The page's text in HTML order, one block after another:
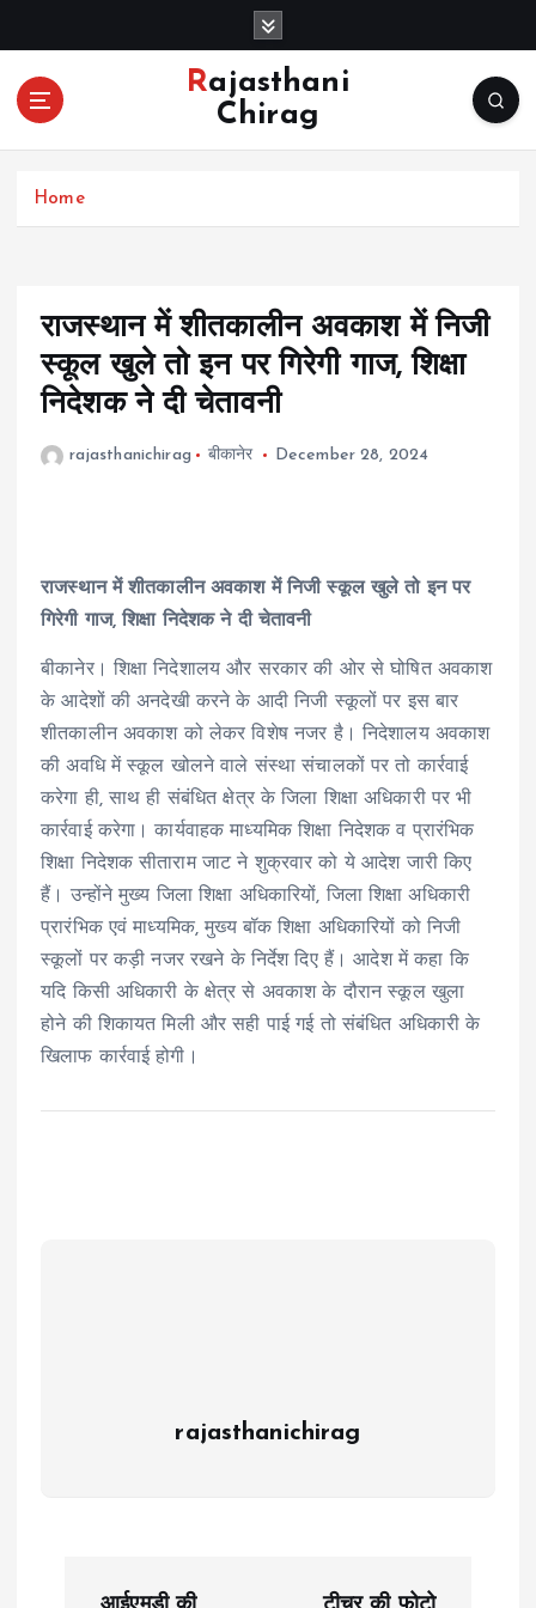
o
Rajasthani
Chirag
Home
राजस्थान में शीतकालीन अवकाश में निजी
स्कूल खुले तो इन पर गिरेगी गाज, शिक्षा
निदेशक ने दी चेतावनी
rajasthanichirag बीकानेर December 28, 2024
राजस्थान में शीतकालीन अवकाश में निजी स्कूल खुले तो इन पर
गिरेगी गाज, शिक्षा निदेशक ने दी चेतावनी
बीकानेर। शिक्षा निदेशालय और सरकार की ओर से घोषित अवकाश
के आदेशों की अनदेखी करने के आदी निजी स्कूलों पर इस बार
शीतकालीन अवकाश को लेकर विशेष नजर है। निदेशालय अवकाश
की अवधि में स्कूल खोलने वाले संस्था संचालकों पर तो कार्रवाई
करेगा ही, साथ ही संबंधित क्षेत्र के जिला शिक्षा अधिकारी पर भी
कार्रवाई करेगा। कार्यवाहक माध्यमिक शिक्षा निदेशक व प्रारंभिक
शिक्षा निदेशक सीताराम जाट ने शुक्रवार को ये आदेश जारी किए
हैं। उन्होंने मुख्य जिला शिक्षा अधिकारियों, जिला शिक्षा अधिकारी
प्रारंभिक एवं माध्यमिक, मुख्य बॉक शिक्षा अधिकारियों को निजी
स्कूलों पर कड़ी नजर रखने के निर्देश दिए हैं। आदेश में कहा कि
यदि किसी अधिकारी के क्षेत्र से अवकाश के दौरान स्कूल खुला
होने की शिकायत मिली और सही पाई गई तो संबंधित अधिकारी के
खिलाफ कार्रवाई होगी।
rajasthanichirag